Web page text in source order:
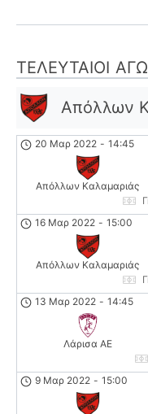
ΤΕΛΕΥΤΑΊΟΙ
Απόλλων
20 Μαρ 2022 - 14:45
Απόλλων Καλαμαριάς
16 Μαρ 2022 - 15:00
Απόλλων Καλαμαριάς
13 Μαρ 2022 - 14:45
Λάρισα ΑΕ
9 Μαρ 2022 - 15:00